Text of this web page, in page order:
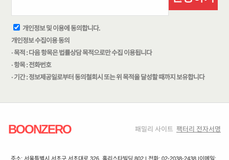
개인정보 및 이용에 동의합니다.
개인정보 수집이용 동의
· 목적 : 다음 항목은 법률상담 목적으로만 수집 이용됩니다
· 항목 : 전화번호
· 기간 : 정보제공일로부터 동의철회시 또는 위 목적을 달성할 때까지 보유합니다
BOONZERO 패밀리 사이트 팩터리 전자서명
주소: 서울특별시 서초구 서초대로 326, 홀리스타빌딩 802 | 전화: 02-2038-2438 |이메일: